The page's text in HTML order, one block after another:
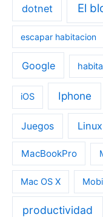
dotnet El
escapar habitacion
Google
iOS Iphone
Juegos Linux
MacBookPro
Mac OS X
productividad